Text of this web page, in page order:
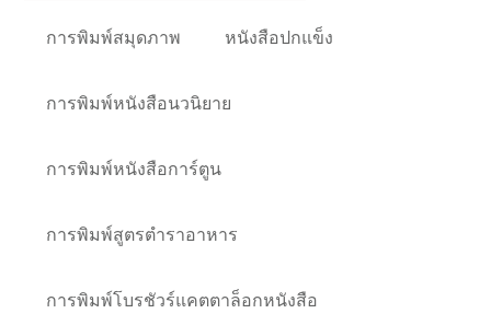
การพิมพ์สมุดภาพ หนังสือปกแข็ง
การพิมพ์หนังสือนวนิยาย
การพิมพ์หนังสือการ์ตูน
การพิมพ์สูตรตำราอาหาร
การพิมพ์โบรชัวร์แคตตาล็อกหนังสือ